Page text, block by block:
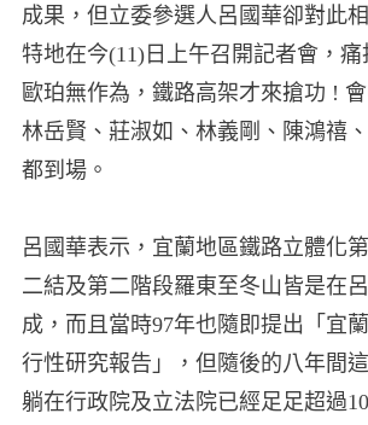
成果，但立委參選人呂國華卻對此
特地在今(11)日上午召開記者會，
歐珀無作為，鐵路高架才來搶功 !
林岳賢、莊淑如、林義剛、陳鴻禧
都到場。
呂國華表示，宜蘭地區鐵路立體化
二結及第二階段羅東至冬山皆是在
成，而且當時97年也隨即提出「宜
行性研究報告」，但隨後的八年間
躺在行政院及立法院已經足足超過